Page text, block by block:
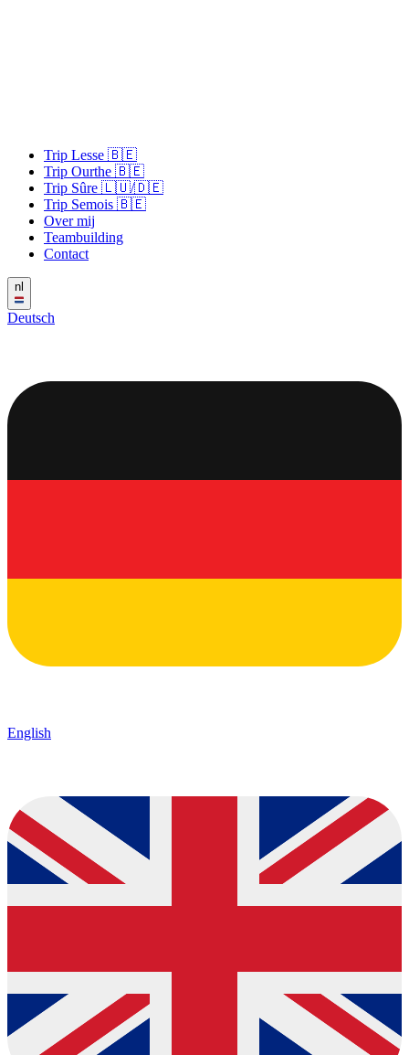
Trip Lesse 🇧🇪
Trip Ourthe 🇧🇪
Trip Sûre 🇱🇺/🇩🇪
Trip Semois 🇧🇪
Over mij
Teambuilding
Contact
nl
Deutsch
English